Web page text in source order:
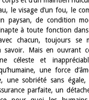
le prince des
est semblable aux silènes.
comme celles que
des apothicaires, sur
et frivoles : harpies,
batées, boucs volants,
à plaisir pour inciter les
Bacchus). Mais à
le baume, l’ambre gris,
choses de prix.